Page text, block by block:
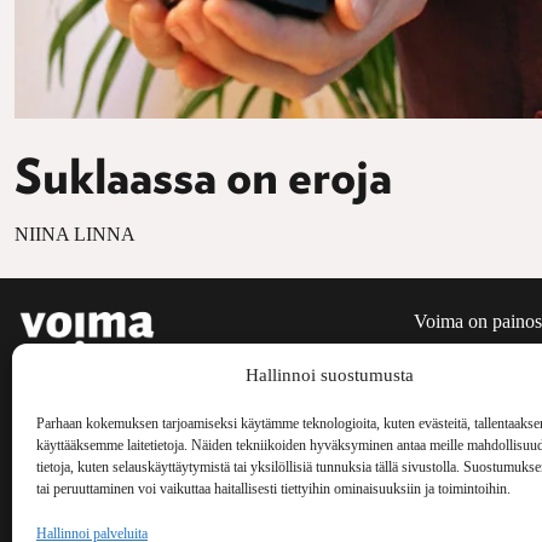
Hallinnoi suostumusta
Parhaan kokemuksen tarjoamiseksi käytämme teknologioita, kuten evästeitä,
käyttääksemme laitetietoja. Näiden tekniikoiden hyväksyminen antaa meille
tietoja, kuten selauskäyttäytymistä tai yksilöllisiä tunnuksia tällä sivustolla.
tai peruuttaminen voi vaikuttaa haitallisesti tiettyihin ominaisuuksiin ja toimintoihin.
Hallinnoi palveluita
Suklaassa on eroja
NIINA LINNA
Vellamonkatu 30 B 3 krs.
00550 Helsinki
voima(at)voima.fi
Voima on
kulttuurilehti.
aiheita niin